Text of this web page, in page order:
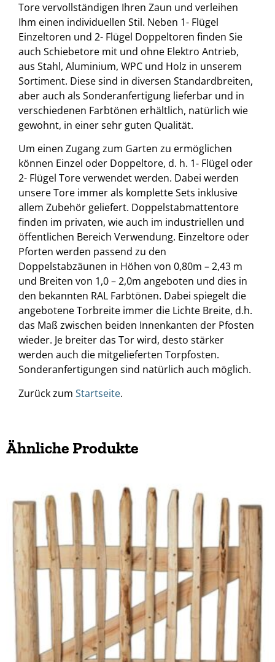
Tore vervollständigen Ihren Zaun und verleihen
Ihm einen individuellen Stil. Neben 1- Flügel
Einzeltoren und 2- Flügel Doppeltoren finden Sie
auch Schiebetore mit und ohne Elektro Antrieb,
aus Stahl, Aluminium, WPC und Holz in unserem
Sortiment. Diese sind in diversen Standardbreiten,
aber auch als Sonderanfertigung lieferbar und in
verschiedenen Farbtönen erhältlich, natürlich wie
gewohnt, in einer sehr guten Qualität.
Um einen Zugang zum Garten zu ermöglichen
können Einzel oder Doppeltore, d. h. 1- Flügel oder
2- Flügel Tore verwendet werden. Dabei werden
unsere Tore immer als komplette Sets inklusive
allem Zubehör geliefert. Doppelstabmattentore
finden im privaten, wie auch im industriellen und
öffentlichen Bereich Verwendung. Einzeltore oder
Pforten werden passend zu den
Doppelstabzäunen in Höhen von 0,80m – 2,43 m
und Breiten von 1,0 – 2,0m angeboten und dies in
den bekannten RAL Farbtönen. Dabei spiegelt die
angebotene Torbreite immer die Lichte Breite, d.h.
das Maß zwischen beiden Innenkanten der Pfosten
wieder. Je breiter das Tor wird, desto stärker
werden auch die mitgelieferten Torpfosten.
Sonderanfertigungen sind natürlich auch möglich.
Zurück zum Startseite.
Ähnliche Produkte